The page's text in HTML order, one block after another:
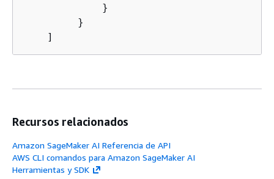
    ]
Recursos relacionados
Amazon SageMaker AI Referencia de API
AWS CLI comandos para Amazon SageMaker AI
Herramientas y SDK